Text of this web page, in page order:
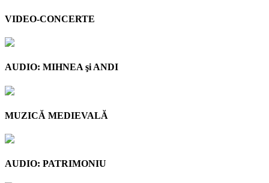
VIDEO-CONCERTE
AUDIO: MIHNEA şi ANDI
MUZICĂ MEDIEVALĂ
AUDIO: PATRIMONIU